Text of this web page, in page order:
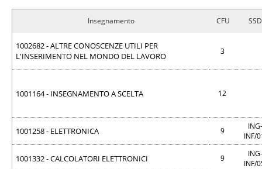
Insegnamento CFU SSD
1002682 - ALTRE CONOSCENZE UTILI PER
L'INSERIMENTO NEL MONDO DEL LAVORO
3
1001164 - INSEGNAMENTO A SCELTA 12
1001258 - ELETTRONICA 9
ING-
INF/
1001332 - CALCOLATORI ELETTRONICI 9
ING-
INF/